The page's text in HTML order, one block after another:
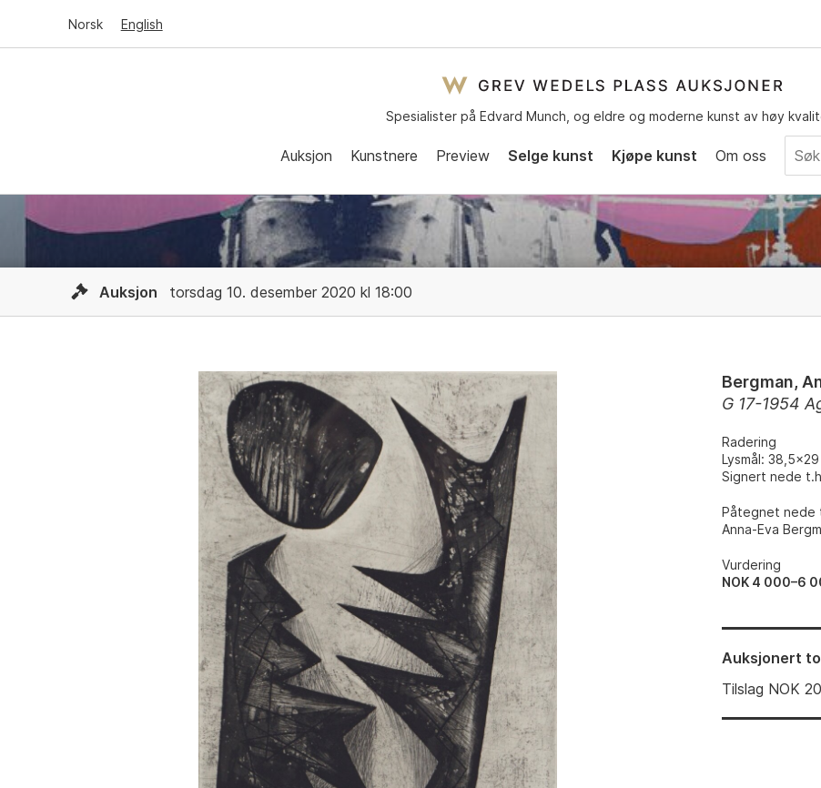
Norsk English
Spesialister på Edvard Munch, og eldre og moderne kunst av høy
Auksjon Kunstnere Preview Selge kunst Kjøpe kunst Om oss
Auksjon torsdag 10. desember 2020 kl 18:00
Bergman,
G 17-1954
Radering
Lysmål: 38,5x29
Signert nede
Påtegnet nede
Anna-Eva
Vurdering
NOK 4 000–6
Auksjonert
Tilslag NOK